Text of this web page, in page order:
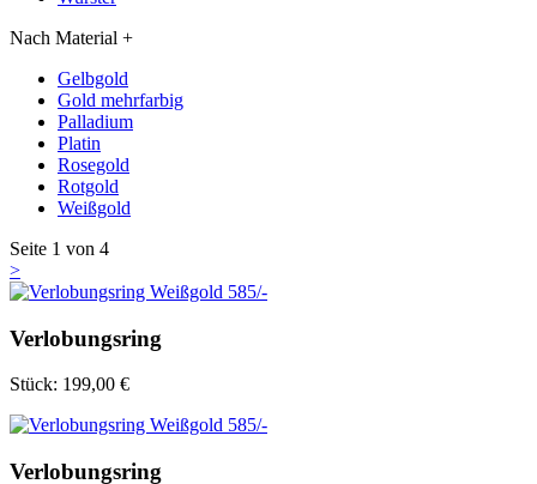
Nach Material +
Gelbgold
Gold mehrfarbig
Palladium
Platin
Rosegold
Rotgold
Weißgold
Seite 1 von 4
>
Verlobungsring
Stück: 199,00 €
Verlobungsring